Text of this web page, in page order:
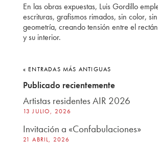
En las obras expuestas, Luis Gordillo
escrituras, grafismos rimados, sin color,
geometría, creando tensión entre el
y su interior.
« ENTRADAS MÁS ANTIGUAS
Publicado recientemente
Artistas residentes AIR 2026
13 JULIO, 2026
Invitación a «Confabulaciones»
21 ABRIL, 2026